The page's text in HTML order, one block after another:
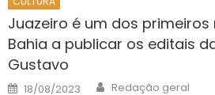
Juazeiro é um dos
Bahia a publicar os editais
Gustavo
Posted
18/08/2023 Author
Redação geral